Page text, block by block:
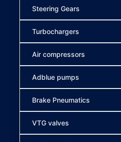
Steering Gears
Turbochargers
Air compressors
Adblue pumps
Brake Pneumatics
VTG valves